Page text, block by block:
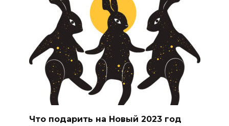
Что подарить на Новый 2023 год